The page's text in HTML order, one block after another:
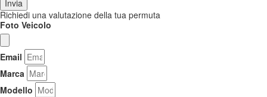
Invia
Richiedi una valutazione della tua permuta
Foto Veicolo
Email
Marca
Modello